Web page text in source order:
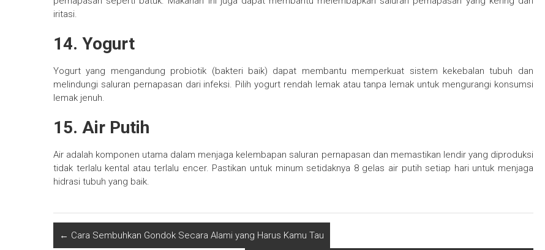
iritasi.
14. Yogurt
Yogurt yang mengandung probiotik (bakteri baik) dapat membantu memperkuat sistem kekebalan tubuh dan
melindungi saluran pernapasan dari infeksi. Pilih yogurt rendah lemak atau tanpa lemak untuk mengurangi konsumsi
lemak jenuh.
15. Air Putih
Air adalah komponen utama dalam menjaga kelembapan saluran pernapasan dan memastikan lendir yang diproduksi
tidak terlalu kental atau terlalu encer. Pastikan untuk minum setidaknya 8 gelas air putih setiap hari untuk menjaga
hidrasi tubuh yang baik.
← Cara Sembuhkan Gondok Secara Alami yang Harus Kamu Tau